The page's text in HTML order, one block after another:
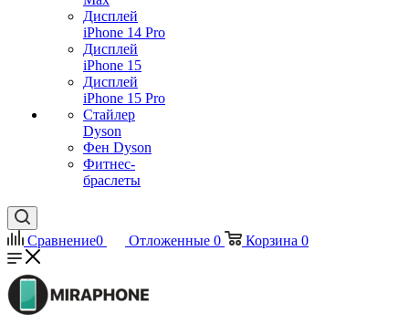
Дисплей
iPhone 14 Pro
Дисплей
iPhone 15
Дисплей
iPhone 15 Pro
Стайлер
Dyson
Фен Dyson
Фитнес-
браслеты
Сравнение0 Отложенные 0 Корзина 0